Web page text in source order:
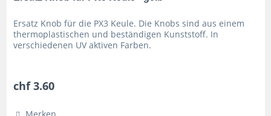
Ersatz Knob für die PX3 Keule. Die Knobs sind aus einem
thermoplastischen und beständigen Kunststoff. In
verschiedenen UV aktiven Farben.
chf 3.60